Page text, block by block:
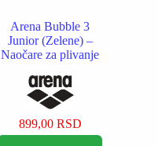
Arena Bubble 3
Junior (Zelene) –
Naočare za plivanje
899,00 RSD